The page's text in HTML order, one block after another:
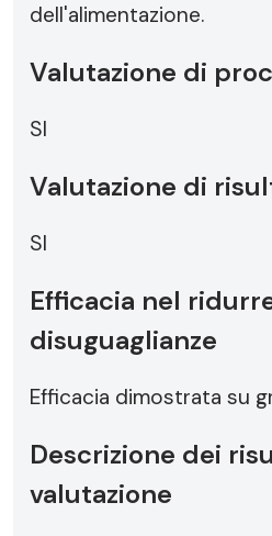
dell'alimentazione.
Valutazione di
SI
Valutazione di
SI
Efficacia nel
disuguaglianze
Efficacia dimostrata su
Descrizione dei
valutazione